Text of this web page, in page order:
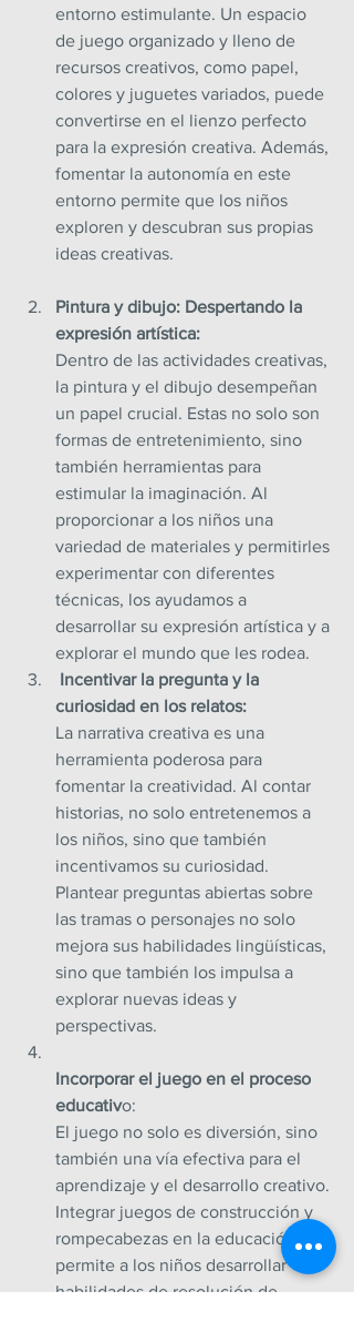
entorno estimulante. Un espacio
de juego organizado y lleno de
recursos creativos, como papel,
colores y juguetes variados, puede
convertirse en el lienzo perfecto
para la expresión creativa. Además,
fomentar la autonomía en este
entorno permite que los niños
exploren y descubran sus propias
ideas creativas.
Pintura y dibujo: Despertando la
expresión artística:
Dentro de las actividades creativas,
la pintura y el dibujo desempeñan
un papel crucial. Estas no solo son
formas de entretenimiento, sino
también herramientas para
estimular la imaginación. Al
proporcionar a los niños una
variedad de materiales y permitirles
experimentar con diferentes
técnicas, los ayudamos a
desarrollar su expresión artística y a
explorar el mundo que les rodea.
Incentivar la pregunta y la
curiosidad en los relatos:
La narrativa creativa es una
herramienta poderosa para
fomentar la creatividad. Al contar
historias, no solo entretenemos a
los niños, sino que también
incentivamos su curiosidad.
Plantear preguntas abiertas sobre
las tramas o personajes no solo
mejora sus habilidades lingüísticas,
sino que también los impulsa a
explorar nuevas ideas y
perspectivas.
Incorporar el juego en el proceso
educativo:
El juego no solo es diversión, sino
también una vía efectiva para el
aprendizaje y el desarrollo creativo.
Integrar juegos de construcción y
rompecabezas en la educación
permite a los niños desarrollar
habilidades de resolución de